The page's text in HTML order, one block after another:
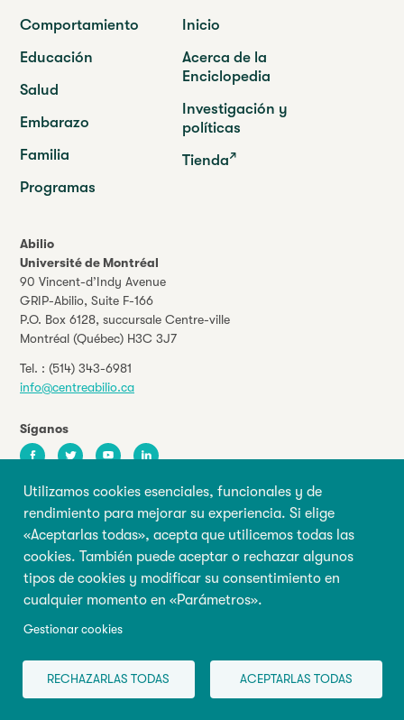
Utilizamos cookies esenciales, funcionales y de
rendimiento para mejorar su experiencia. Si elige
«Aceptarlas todas», acepta que utilicemos todas las
cookies. También puede aceptar o rechazar algunos
tipos de cookies y modificar su consentimiento en
cualquier momento en «Parámetros».
Gestionar cookies
RECHAZARLAS TODAS ACEPTARLAS TODAS
Abilio
Université de Montréal
90 Vincent-d’Indy Avenue
GRIP-Abilio, Suite F-166
P.O. Box 6128, succursale Centre-ville
Montréal (Québec) H3C 3J7
Tel. : (514) 343-6981
info@centreabilio.ca
Síganos
FacebookTwitter YoutubeLinkedIn
Comportamiento
Educación
Salud
Embarazo
Familia
Programas
Inicio
Acerca de la
Enciclopedia
Investigación y
políticas
Tienda
Manténgase informado de nuestros
eventos y novedades
Su dirección de correo electrónico
Nombre de pila Apellido